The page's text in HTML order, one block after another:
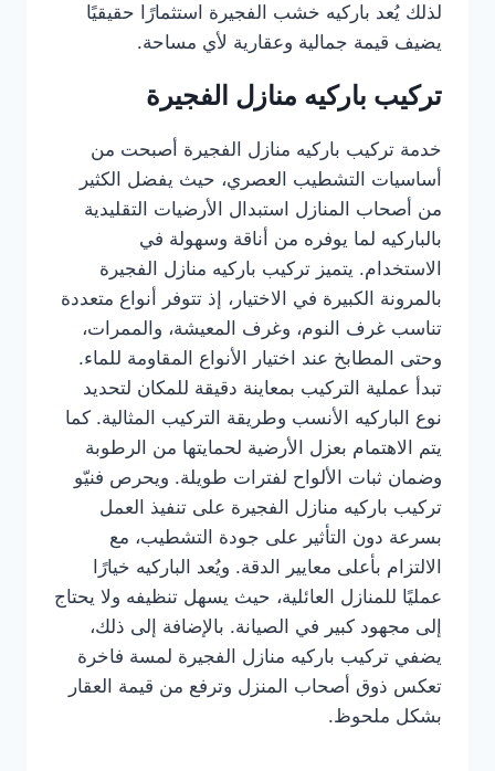
لذلك يُعد باركيه خشب الفجيرة استثمارًا حقيقيًا
يضيف قيمة جمالية وعقارية لأي مساحة.
تركيب باركيه منازل الفجيرة
خدمة تركيب باركيه منازل الفجيرة أصبحت من
أساسيات التشطيب العصري، حيث يفضل الكثير
من أصحاب المنازل استبدال الأرضيات التقليدية
بالباركيه لما يوفره من أناقة وسهولة في
الاستخدام. يتميز تركيب باركيه منازل الفجيرة
بالمرونة الكبيرة في الاختيار، إذ تتوفر أنواع متعددة
تناسب غرف النوم، وغرف المعيشة، والممرات،
وحتى المطابخ عند اختيار الأنواع المقاومة للماء.
تبدأ عملية التركيب بمعاينة دقيقة للمكان لتحديد
نوع الباركيه الأنسب وطريقة التركيب المثالية. كما
يتم الاهتمام بعزل الأرضية لحمايتها من الرطوبة
وضمان ثبات الألواح لفترات طويلة. ويحرص فنيّو
تركيب باركيه منازل الفجيرة على تنفيذ العمل
بسرعة دون التأثير على جودة التشطيب، مع
الالتزام بأعلى معايير الدقة. ويُعد الباركيه خيارًا
عمليًا للمنازل العائلية، حيث يسهل تنظيفه ولا يحتاج
إلى مجهود كبير في الصيانة. بالإضافة إلى ذلك،
يضفي تركيب باركيه منازل الفجيرة لمسة فاخرة
تعكس ذوق أصحاب المنزل وترفع من قيمة العقار
بشكل ملحوظ.